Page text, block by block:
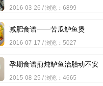
2016-03-26 / 浏览：6899
减肥食谱——苦瓜鲈鱼煲
2016-07-17 / 浏览：5027
孕期食谱煎炖鲈鱼治胎动不安
2015-08-25 / 浏览：4665